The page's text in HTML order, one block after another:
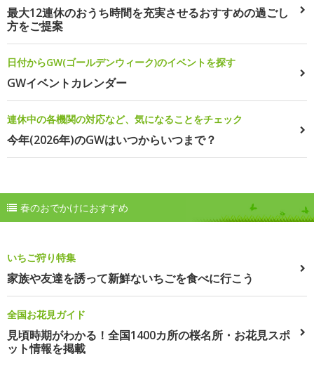
最大12連休のおうち時間を充実させるおすすめの過ごし
方をご提案
日付からGW(ゴールデンウィーク)のイベントを探す
GWイベントカレンダー
連休中の各機関の対応など、気になることをチェック
今年(2026年)のGWはいつからいつまで？
春のおでかけにおすすめ
いちご狩り特集
家族や友達を誘って新鮮ないちごを食べに行こう
全国お花見ガイド
見頃時期がわかる！全国1400カ所の桜名所・お花見スポ
ット情報を掲載